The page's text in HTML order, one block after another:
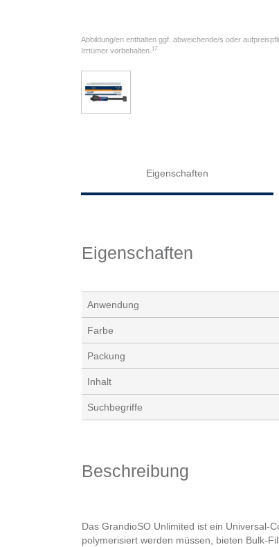
Abbildung/en enthalten ggf. abweichende/s oder
Irrtümer vorbehalten. 17
Eigenschaften
Eigenschaften
Anwendung
Farbe
Packung
Inhalt
Suchbegriffe
Beschreibung
Das GrandioSO Unlimited ist ein Universal-
polymerisiert werden müssen, bieten Bulk-